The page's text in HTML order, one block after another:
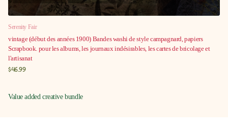
Serenity Fair
vintage (début des années 1900) Bandes washi de style campagnard, papiers
Scrapbook. pour les albums, les journaux indésirables, les cartes de bricolage et
l'artisanat
$46.99
Value added creative bundle